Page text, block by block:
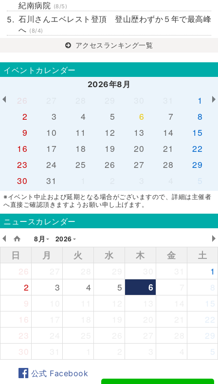
紀南病院 (8/5)
石川さんエベレスト登頂 登山歴わずか５年で最高峰
へ (8/4)
アクセスランキング一覧
イベントカレンダー
2026年8月
26
1
2
3 4 5 6 7
8
9
10 11 12 13 14
15
16
17 18 19 20 21
22
23
24 25 26 27 28
29
30
31 5
※イベント中止および延期となる場合がございますので、詳細は主催者
へ直接ご確認頂きますようお願い申し上げます。
ニュースカレンダー
8月
2026
日 月 火 水 木 金
土
26
1
2
3 4 5 6
8
9
15
16
22
23
29
30
5
公式 Facebook